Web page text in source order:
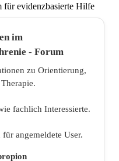
für evidenzbasierte Hilfe
im
- Forum
zu Orientierung,
fachlich Interessierte.
angemeldete User.